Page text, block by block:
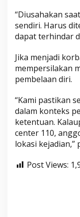
“Diusahakan
sendiri. Harus
dapat terhindar
Jika menjadi
mempersilakan
pembelaan diri.
“Kami pastikan
dalam konteks
ketentuan.
center 110,
lokasi kejadian,”
Post Views: